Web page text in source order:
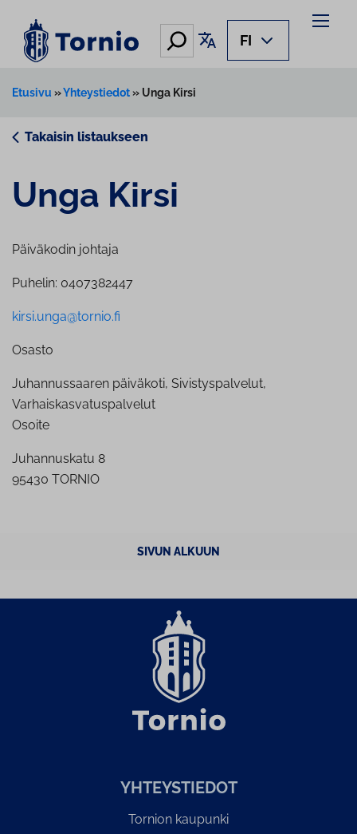
sisältöön
Hae Käännä sivu
FI
Etusivu »Yhteystiedot» Unga Kirsi
Takaisin listaukseen
Unga Kirsi
Päiväkodin johtaja
Puhelin: 0407382447
kirsi.unga@tornio.fi
Osasto
Juhannussaaren päiväkoti, Sivistyspalvelut,
Varhaiskasvatuspalvelut
Osoite
Juhannuskatu 8
95430 TORNIO
SIVUN ALKUUN
YH­TEYS­TIE­DOT
Tornion kaupunki